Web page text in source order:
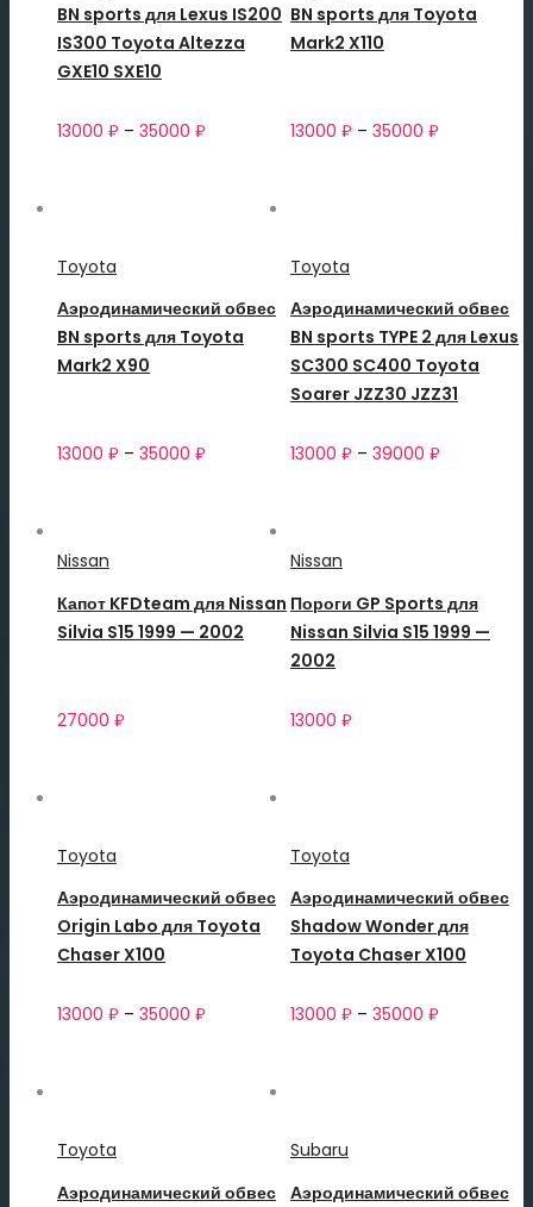
BN sports для Lexus IS200
IS300 Toyota Altezza
GXE10 SXE10
13000 ₽ – 35000 ₽
BN sports для Toyota
Mark2 X110
13000 ₽ – 35000 ₽
Toyota
Аэродинамический обвес
BN sports для Toyota
Mark2 X90
13000 ₽ – 35000 ₽
Toyota
Аэродинамический обвес
BN sports TYPE 2 для Lexus
SC300 SC400 Toyota
Soarer JZZ30 JZZ31
13000 ₽ – 39000 ₽
Nissan
Капот KFDteam для Nissan
Silvia S15 1999 — 2002
27000 ₽
Nissan
Пороги GP Sports для
Nissan Silvia S15 1999 —
2002
13000 ₽
Toyota
Аэродинамический обвес
Origin Labo для Toyota
Chaser X100
13000 ₽ – 35000 ₽
Toyota
Аэродинамический обвес
Shadow Wonder для
Toyota Chaser X100
13000 ₽ – 35000 ₽
Toyota
Аэродинамический обвес
Subaru
Аэродинамический обвес